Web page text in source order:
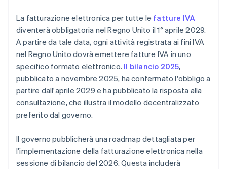
La fatturazione elettronica per tutte le fatture IVA
diventerà obbligatoria nel Regno Unito il 1° aprile 2029.
A partire da tale data, ogni attività registrata ai fini IVA
nel Regno Unito dovrà emettere fatture IVA in uno
specifico formato elettronico. Il bilancio 2025,
pubblicato a novembre 2025, ha confermato l'obbligo a
partire dall'aprile 2029 e ha pubblicato la risposta alla
consultazione, che illustra il modello decentralizzato
preferito dal governo.
Il governo pubblicherà una roadmap dettagliata per
l'implementazione della fatturazione elettronica nella
sessione di bilancio del 2026. Questa includerà